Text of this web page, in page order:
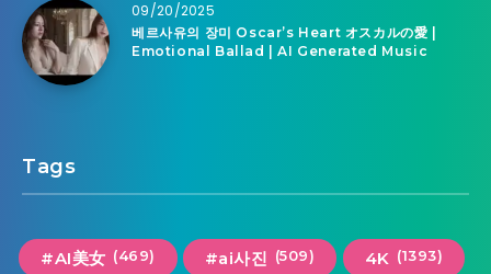
09/20/2025
베르사유의 장미 Oscar’s Heart オスカルの愛 |
Emotional Ballad | AI Generated Music
Tags
#AI美女 (469) #ai사진 (509) 4K (1393)